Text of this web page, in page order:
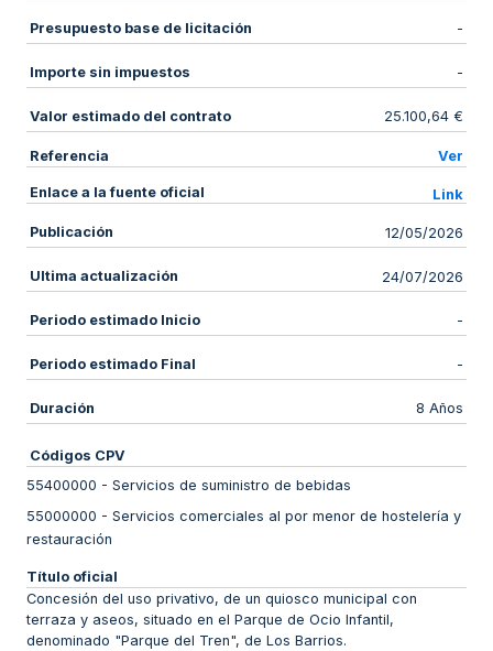
Presupuesto base de licitación -
Importe sin impuestos -
Valor estimado del contrato 25.100,64 €
Referencia Ver
Enlace a la fuente oficial Link
Publicación 12/05/2026
Ultima actualización 24/07/2026
Periodo estimado Inicio -
Periodo estimado Final -
Duración 8 Años
Códigos CPV
55400000 - Servicios de suministro de bebidas
55000000 - Servicios comerciales al por menor de hostelería y
restauración
Título oficial
Concesión del uso privativo, de un quiosco municipal con
terraza y aseos, situado en el Parque de Ocio Infantil,
denominado "Parque del Tren", de Los Barrios.